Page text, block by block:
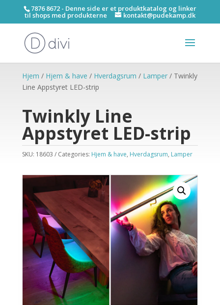
7876 8672 - Denne side er et produktkatalog og linker
til shops med produkterne kontakt@pudekamp.dk
Hjem / Hjem & have / Hverdagsrum / Lamper/ Twinkly
Line Appstyret LED-strip
Twinkly Line
Appstyret LED-strip
SKU: 18603 Categories: Hjem & have, Hverdagsrum, Lamper